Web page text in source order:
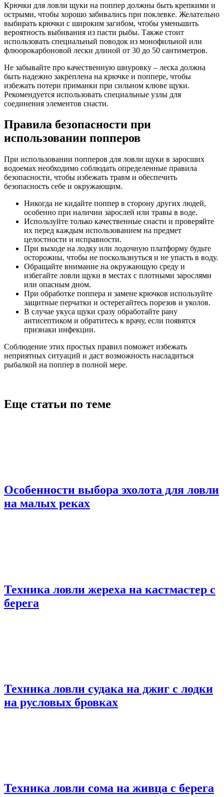
Крючки для ловли щуки на поппер должны быть крепкими и
острыми, чтобы хорошо забивались при поклевке. Желательно
выбирать крючки с широким загибом, чтобы уменьшить
вероятность выбивания из пасти рыбы. Также стоит
использовать специальный поводок из монофильной или
флюорокарбоновой лески длиной от 30 до 50 сантиметров.
Не забывайте про качественную шнуровку – леска должна
быть надежно закреплена на крючке и поппере, чтобы
избежать потери приманки при сильном клюве щуки.
Рекомендуется использовать специальные узлы для
соединения элементов снасти.
Правила безопасности при
использовании попперов
При использовании попперов для ловли щуки в заросших
водоемах необходимо соблюдать определенные правила
безопасности, чтобы избежать травм и обеспечить
безопасность себе и окружающим.
Никогда не кидайте поппер в сторону других людей,
особенно при наличии зарослей или травы в воде.
Используйте только качественные снасти и проверяйте
их перед каждым использованием на предмет
целостности и исправности.
При выходе на лодку или лодочную платформу будьте
осторожны, чтобы не поскользнуться и не упасть в воду.
Обращайте внимание на окружающую среду и
избегайте ловли щуки в местах с плотными зарослями
или опасным дном.
При обработке поппера и замене крючков используйте
защитные перчатки и остерегайтесь порезов и уколов.
В случае укуса щуки сразу обработайте рану
антисептиком и обратитесь к врачу, если появятся
признаки инфекции.
Соблюдение этих простых правил поможет избежать
неприятных ситуаций и даст возможность насладиться
рыбалкой на поппер в полной мере.
Еще статьи по теме
Особенности выбора эхолота для ловли
на малых реках
Техника ловли жереха на кастмастер с
берега
Техника ловли судака на джиг с лодки
на русловых бровках
Техника ловли сома на живца с берега